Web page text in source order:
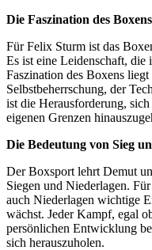
Die Faszination des Boxens
Für Felix Sturm ist das
Es ist eine Leidenschaft, die
Faszination des Boxens
Selbstbeherrschung, der
ist die Herausforderung,
eigenen Grenzen
Die Bedeutung von Sieg
Der Boxsport lehrt Demut
Siegen und Niederlagen.
auch Niederlagen wichtige
wächst. Jeder Kampf, egal
persönlichen Entwicklung
sich herauszuholen.